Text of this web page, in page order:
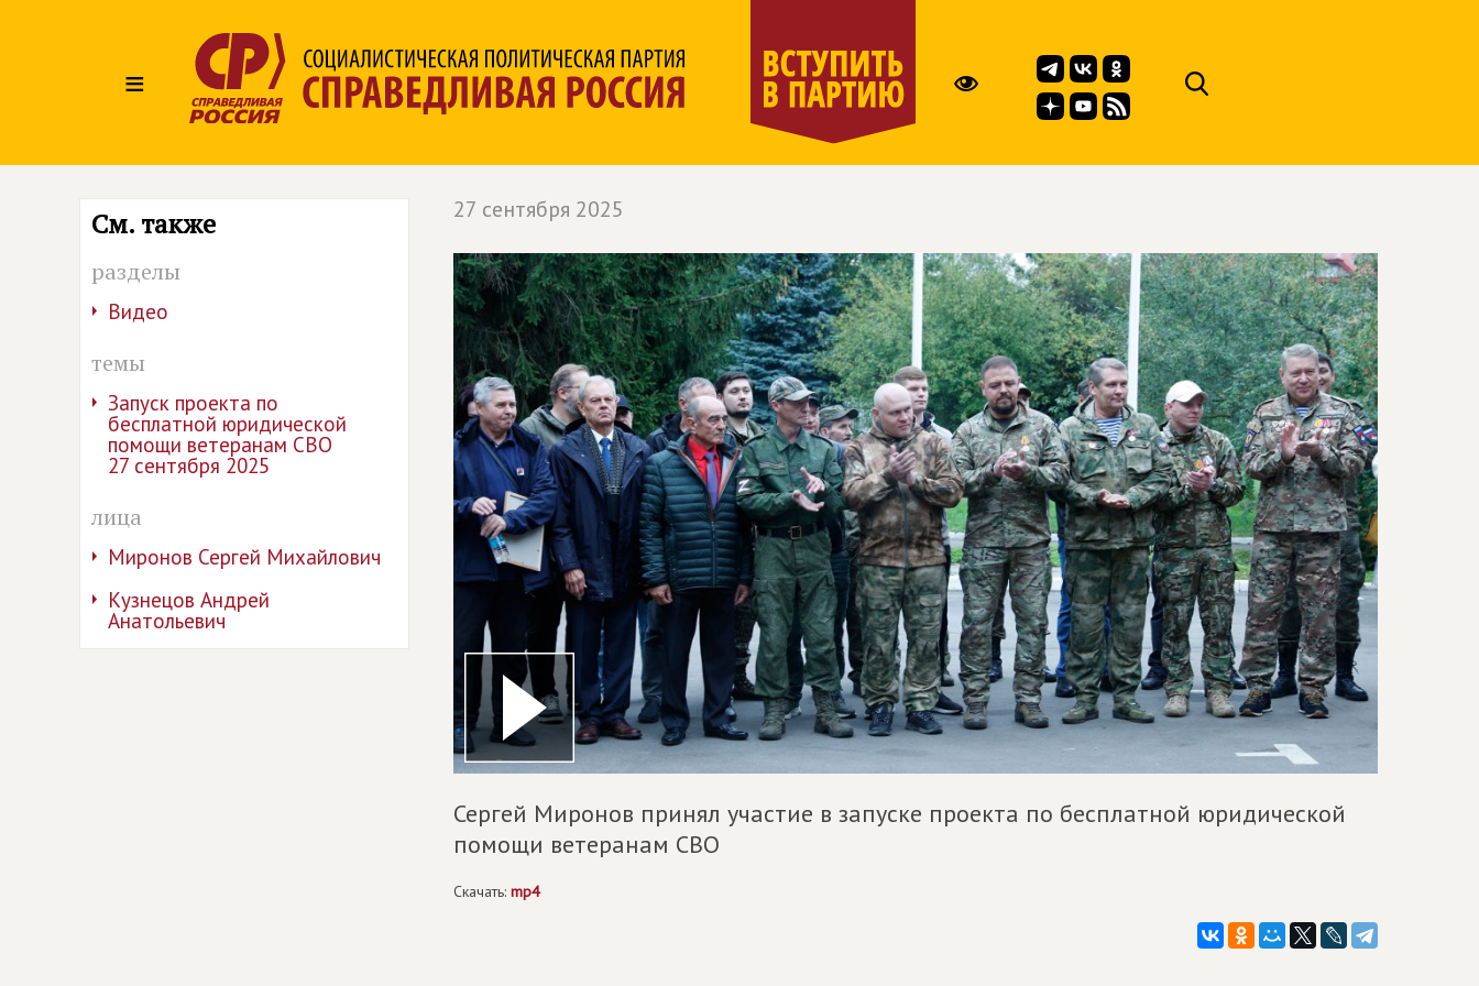
≡
См. также
разделы
Видео
темы
Запуск проекта по
бесплатной юридической
помощи ветеранам СВО
27 сентября 2025
лица
Миронов Сергей Михайлович
Кузнецов Андрей
Анатольевич
27 сентября 2025
Сергей Миронов принял участие в запуске проекта по бесплатной юридической
помощи ветеранам СВО
Скачать: mp4